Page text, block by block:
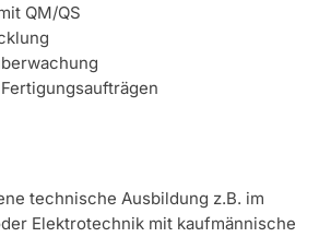
QM/QS
technische Ausbildung z.B. im
Elektrotechnik mit kaufmännische